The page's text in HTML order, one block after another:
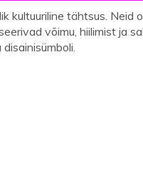
kultuuriline tähtsus. Neid
võimu, hiilimist ja